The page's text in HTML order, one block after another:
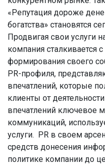
«Репутация дороже
богатства» становятся
Продвигая свои услуги
компания сталкивается
формирования своего
PR-профиля,
впечатлений, которые
клиенты от
впечатлений ключевое
коммуникаций,
услуги. PR в своем
средств донесения
политике компании до